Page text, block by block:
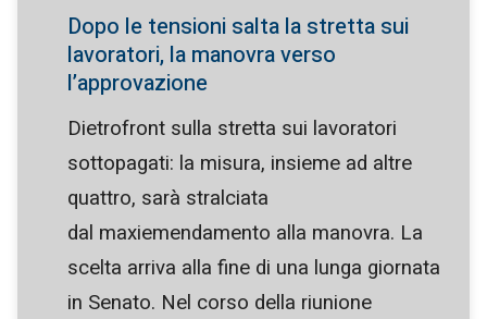
Dopo le tensioni salta la stretta sui
lavoratori, la manovra verso
l’approvazione
Dietrofront sulla stretta sui lavoratori
sottopagati: la misura, insieme ad altre
quattro, sarà stralciata
dal maxiemendamento alla manovra. La
scelta arriva alla fine di una lunga giornata
in Senato. Nel corso della riunione